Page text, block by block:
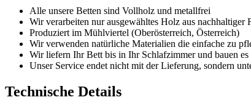
Alle unsere Betten sind Vollholz und metallfrei
Wir verarbeiten nur ausgewähltes Holz aus nachhaltiger
Produziert im Mühlviertel (Oberösterreich, Österreich)
Wir verwenden natürliche Materialien die einfache zu
Wir liefern Ihr Bett bis in Ihr Schlafzimmer und bauen es
Unser Service endet nicht mit der Lieferung, sondern
Technische Details